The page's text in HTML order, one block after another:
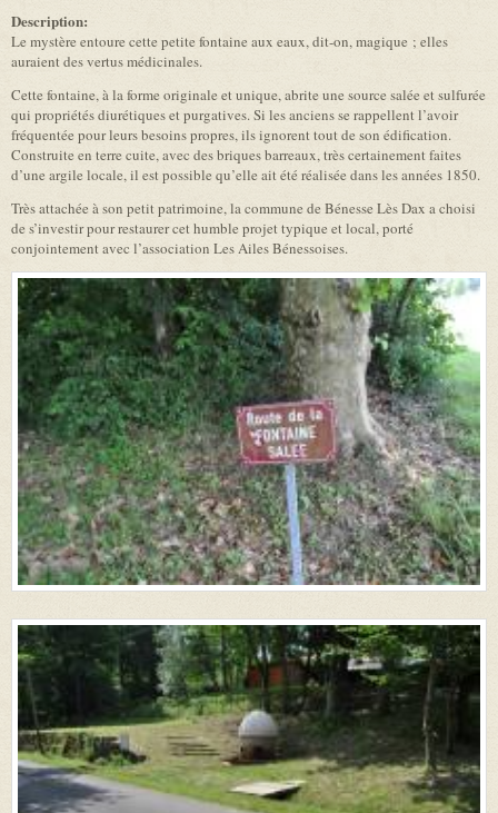
Description:
Le mystère entoure cette petite fontaine aux eaux, dit-on, magique ; elles
auraient des vertus médicinales.
Cette fontaine, à la forme originale et unique, abrite une source salée et sulfurée
qui propriétés diurétiques et purgatives. Si les anciens se rappellent l’avoir
fréquentée pour leurs besoins propres, ils ignorent tout de son édification.
Construite en terre cuite, avec des briques barreaux, très certainement faites
d’une argile locale, il est possible qu’elle ait été réalisée dans les années 1850.
Très attachée à son petit patrimoine, la commune de Bénesse Lès Dax a choisi
de s’investir pour restaurer cet humble projet typique et local, porté
conjointement avec l’association Les Ailes Bénessoises.